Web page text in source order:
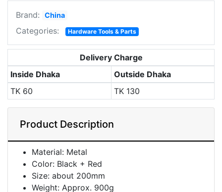
Brand: China
Categories: Hardware Tools & Parts
Delivery Charge
Inside Dhaka
Outside Dhaka
TK 60 TK 130
Product Description
Material: Metal
Color: Black + Red
Size: about 200mm
Weight: Approx. 900g